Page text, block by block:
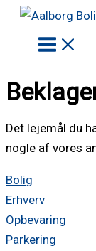
indholdet
Det lejemål du
nogle af vores
Bolig
Erhverv
Opbevaring
Parkering